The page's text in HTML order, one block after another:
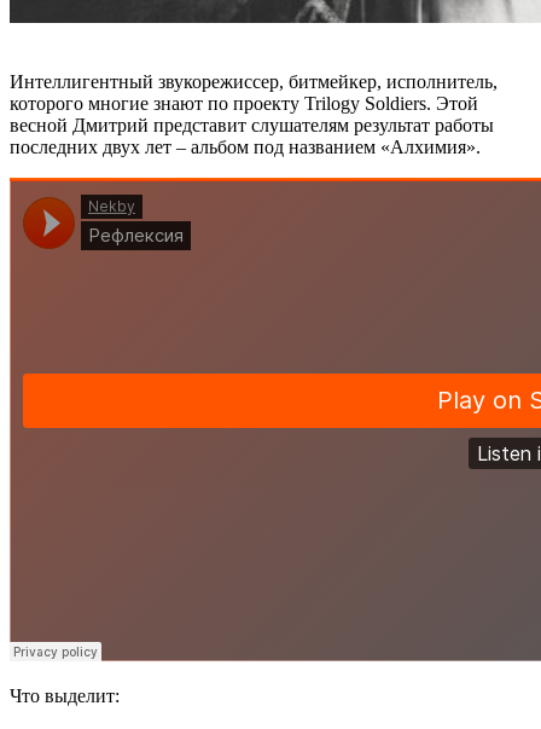
Интеллигентный звукорежиссер, битмейкер, исполнитель,
которого многие знают по проекту Trilogy Soldiers. Этой
весной Дмитрий представит слушателям результат работы
последних двух лет – альбом под названием «Алхимия».
Что выделит: